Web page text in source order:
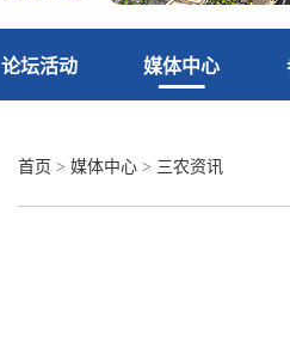
论坛活动 媒体中心
首页 > 媒体中心 > 三农资讯